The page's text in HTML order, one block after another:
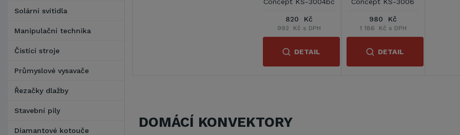
Solární svítidla
Manipulační technika
Čistící stroje
Průmyslové vysavače
Řezačky dlažby
Stavební pily
Diamantové kotouče
820 Kč
992 Kč s DPH
DETAIL
980 Kč
1 186 Kč s DPH
DETAIL
DOMÁCÍ KONVEKTORY